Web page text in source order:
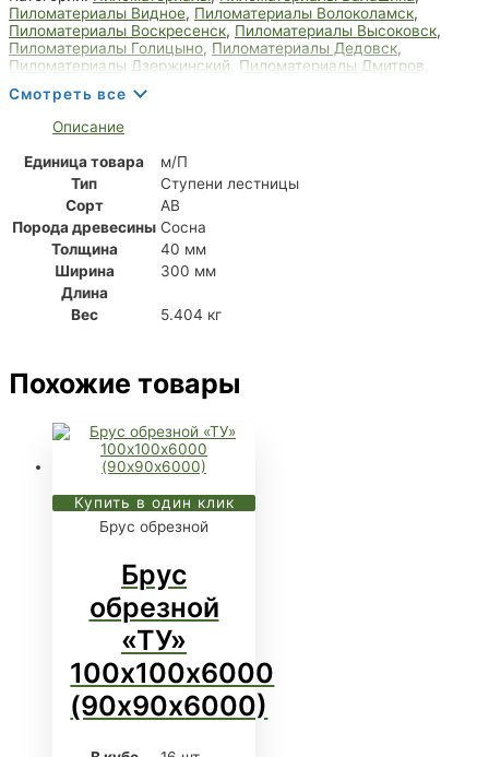
Пиломатериалы Видное, Пиломатериалы Волоколамск,
Пиломатериалы Воскресенск, Пиломатериалы Высоковск,
Пиломатериалы Голицыно, Пиломатериалы Дедовск,
Пиломатериалы Дзержинский
Пиломатериалы Дмитров
Пиломатериалы Дрезна
Пиломатериалы Егорьевск
Пиломатериалы Зарайск
Пиломатериалы Ивантеевка
Пиломатериалы Лобня,Пиломатериалы Мытищи
Пиломатериалы Пушкино,Пиломатериалы Фрязино
Пиломатериалы Химки,
Смотреть все
Описание
Единица товара
м/П
Тип
Ступени лестницы
Сорт
АВ
Порода древесины Сосна
Толщина
40 мм
Ширина
300 мм
Длина
Вес
5.404 кг
Похожие товары
Купить в один клик
Брус обрезной
Брус
обрезной
«ТУ»
100х100х6000
(90х90х6000)